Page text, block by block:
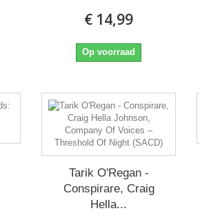
€ 14,99
Op voorraad
Tarik O'Regan -
Conspirare, Craig
Hella...